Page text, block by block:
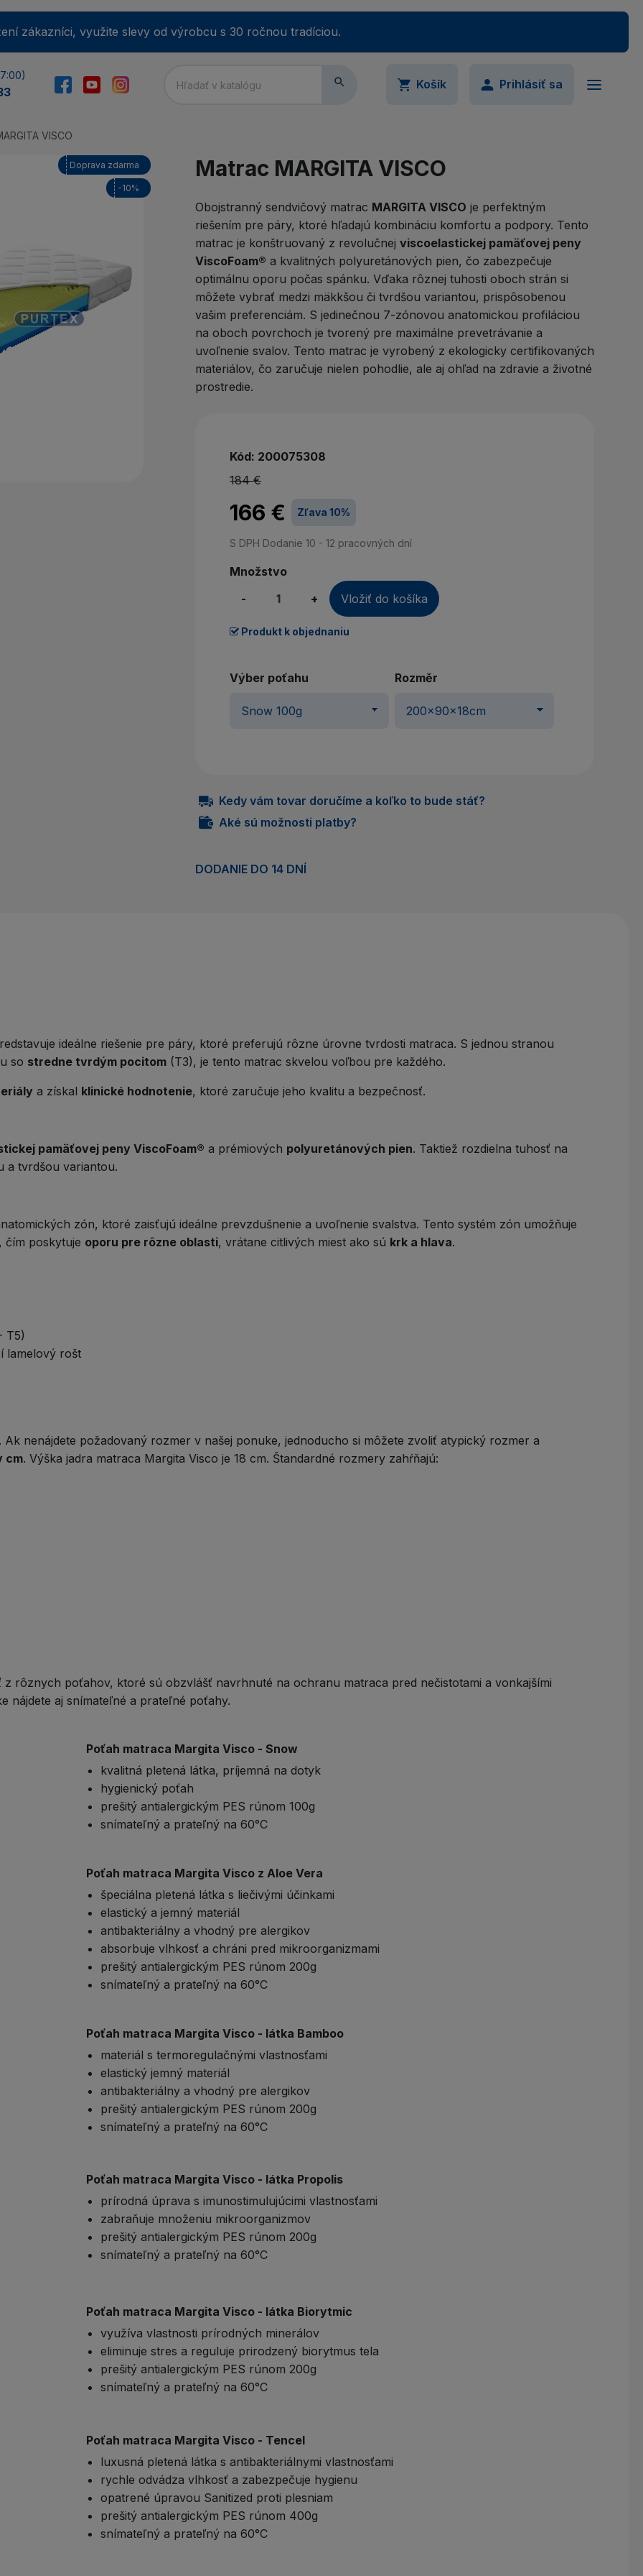
zákazníci, využite slevy od výrobcu s 30 ročnou tradíciou.
 Košík
Váš nákupný košík je momentálne prázdny.
Pridajte produkty do košíka.
Prihlásiť sa
Heslo
Ukázať
Minimálne 5 znakov
Nemáte účet? Vytvorte si ho
Prihlásiť sa
VISCO
-10%
Doprava zdarma Matrac MARGITA VISCO
Obojstranný sendvičový matrac MARGITA VISCO je perfektným
riešením pre páry, ktoré hľadajú kombináciu komfortu a podpory. Tento
matrac je konštruovaný z revolučnej viscoelastickej pamäťovej peny
ViscoFoam® a kvalitných polyuretánových pien, čo zabezpečuje
optimálnu oporu počas spánku. Vďaka rôznej tuhosti oboch strán si
môžete vybrať medzi mäkkšou či tvrdšou variantou, prispôsobenou
vašim preferenciám. S jedinečnou 7-zónovou anatomickou profiláciou
na oboch povrchoch je tvorený pre maximálne prevetrávanie a
uvoľnenie svalov. Tento matrac je vyrobený z ekologicky certifikovaných
materiálov, čo zaručuje nielen pohodlie, ale aj ohľad na zdravie a životné
prostredie.
Kód: 200075308
184 €
166 € Zľava 10%
S DPH Dodanie 10 - 12 pracovných dní
Množstvo
-
+ Vložiť do košíka
Produkt k objednaniu
Výber poťahu Rozměr
Kedy vám tovar doručíme a koľko to bude stáť?
Aké sú možnosti platby?
DODANIE DO 14 DNÍ
ideálne riešenie pre páry, ktoré preferujú rôzne úrovne tvrdosti matraca. S jednou stranou
so stredne tvrdým pocitom (T3), je tento matrac skvelou voľbou pre každého.
a získal klinické hodnotenie, ktoré zaručuje jeho kvalitu a bezpečnosť.
pamäťovej peny ViscoFoam® a prémiových polyuretánových pien. Taktiež rozdielna tuhosť na
a tvrdšou variantou.
zón, ktoré zaisťujú ideálne prevzdušnenie a uvoľnenie svalstva. Tento systém zón umožňuje
čím poskytuje oporu pre rôzne oblasti, vrátane citlivých miest ako sú krk a hlava.
T5)
lamelový rošt
nenájdete požadovaný rozmer v našej ponuke, jednoducho si môžete zvoliť atypický rozmer a
cm. Výška jadra matraca Margita Visco je 18 cm. Štandardné rozmery zahŕňajú:
z rôznych poťahov, ktoré sú obzvlášť navrhnuté na ochranu matraca pred nečistotami a vonkajšími
nájdete aj snímateľné a prateľné poťahy.
Poťah matraca Margita Visco - Snow
kvalitná pletená látka, príjemná na dotyk
hygienický poťah
prešitý antialergickým PES rúnom 100g
snímateľný a prateľný na 60°C
Poťah matraca Margita Visco z Aloe Vera
špeciálna pletená látka s liečivými účinkami
elastický a jemný materiál
antibakteriálny a vhodný pre alergikov
absorbuje vlhkosť a chráni pred mikroorganizmami
prešitý antialergickým PES rúnom 200g
snímateľný a prateľný na 60°C
Poťah matraca Margita Visco - látka Bamboo
materiál s termoregulačnými vlastnosťami
elastický jemný materiál
antibakteriálny a vhodný pre alergikov
prešitý antialergickým PES rúnom 200g
snímateľný a prateľný na 60°C
Poťah matraca Margita Visco - látka Propolis
prírodná úprava s imunostimulujúcimi vlastnosťami
zabraňuje množeniu mikroorganizmov
prešitý antialergickým PES rúnom 200g
snímateľný a prateľný na 60°C
Poťah matraca Margita Visco - látka Biorytmic
využíva vlastnosti prírodných minerálov
eliminuje stres a reguluje prirodzený biorytmus tela
prešitý antialergickým PES rúnom 200g
snímateľný a prateľný na 60°C
Poťah matraca Margita Visco - Tencel
luxusná pletená látka s antibakteriálnymi vlastnosťami
rychle odvádza vlhkosť a zabezpečuje hygienu
opatrené úpravou Sanitized proti plesniam
prešitý antialergickým PES rúnom 400g
snímateľný a prateľný na 60°C